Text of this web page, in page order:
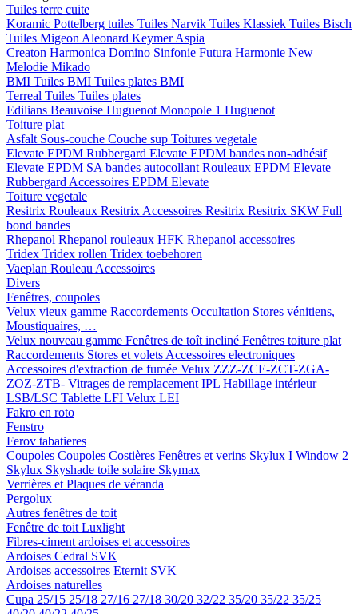
Tuiles terre cuite
Koramic Pottelberg tuiles Tuiles Narvik Tuiles Klassiek Tuiles Bisch
Tuiles Migeon Aleonard KeymerAspia
Creaton Harmonica Domino Sinfonie Futura Harmonie New
Melodie Mikado
BMI Tuiles BMI Tuiles plates BMI
Terreal Tuiles Tuiles plates
Edilians Beauvoise Huguenot Monopole 1 Huguenot
Toiture plat
Asfalt Sous-couche Couche sup Toitures vegetale
Elevate EPDM Rubbergard Elevate EPDM bandes non-adhésif
Elevate EPDM SA bandes autocollant Rouleaux EPDM Elevate
Rubbergard Accessoires EPDM Elevate
Toiture vegetale
Resitrix Rouleaux Resitrix Accessoires Resitrix Resitrix SKW Full
bond bandes
Rhepanol Rhepanol rouleaux HFK Rhepanol accessoires
Tridex Tridex rollen Tridex toebehoren
Vaeplan Rouleau Accessoires
Divers
Fenêtres, coupoles
Velux vieux gamme Raccordements Occultation Stores vénitiens,
Moustiquaires, …
Velux nouveau gamme Fenêtres de toît incliné Fenêtres toiture plat
Raccordements Stores et volets Accessoires electroniques
Accessoires d'extraction de fumée Velux ZZZ-ZCE-ZCT-ZGA-
ZOZ-ZTB- Vitrages de remplacement IPL Habillage intérieur
LSB/LSC Tablette LFI Velux LEI
Fakro en roto
Fenstro
Ferov tabatieres
Coupoles Coupoles Costières Fenêtres et verins Skylux I Window 2
Skylux Skyshade toile solaire Skymax
Verrières et Plaques de véranda
Pergolux
Autres fenêtres de toit
Fenêtre de toit Luxlight
Fibres-ciment ardoises et accessoires
Ardoises Cedral SVK
Ardoises accessoires Eternit SVK
Ardoises naturelles
Cupa 25/15 25/18 27/16 27/18 30/20 32/22 35/20 35/22 35/25